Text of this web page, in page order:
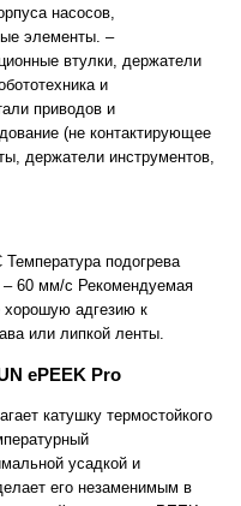
насосов,
элементы. –
втулки, держатели
и
приводов и
(не контактирующее
держатели инструментов,
Температура подогрева
– 60 мм/с Рекомендуемая
адгезию к
или липкой ленты.
ePEEK Pro
катушку термостойкого
усадкой и
его незаменимым в